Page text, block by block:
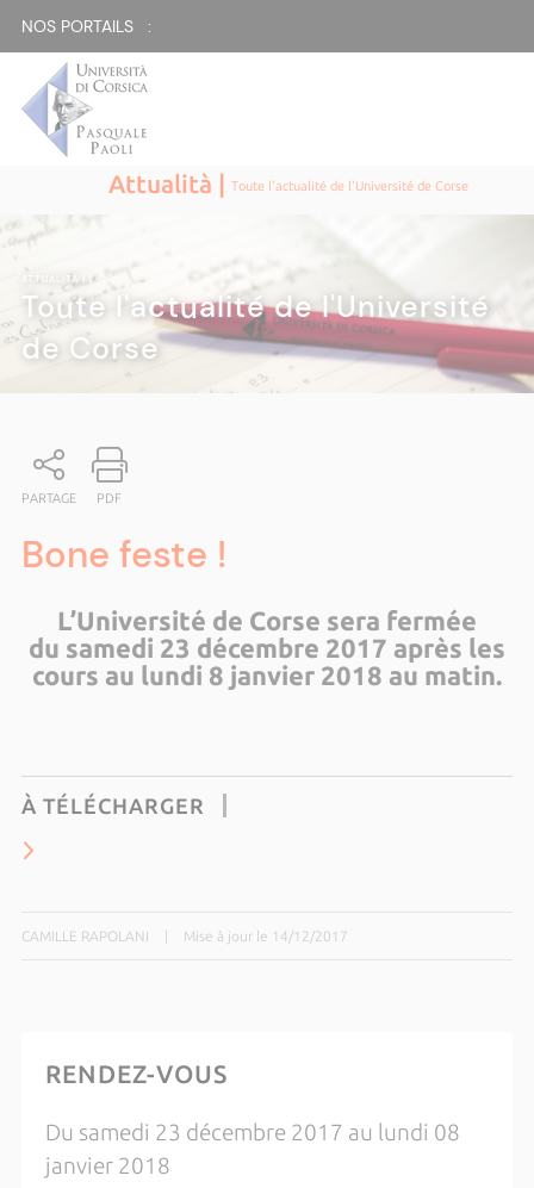
NOS PORTAILS :
Attualità |Toute l'actualité de l'Université de Corse
ATTUALITÀ|
Toute l'actualité de l'Université
de Corse
PARTAGE PDF
Bone feste !
L’Université de Corse sera fermée
du samedi 23 décembre 2017 après les
cours au lundi 8 janvier 2018 au matin.
À TÉLÉCHARGER
CAMILLE RAPOLANI Mise à jour le 14/12/2017
RENDEZ-VOUS
Du samedi 23 décembre 2017 au lundi 08
janvier 2018